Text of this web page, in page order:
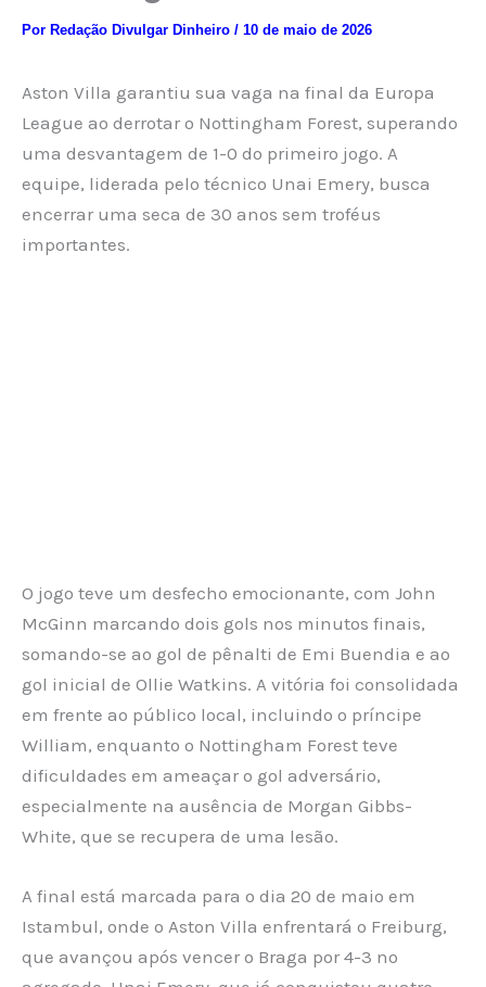
Por Redação Divulgar Dinheiro / 10 de maio de 2026
Aston Villa garantiu sua vaga na final da Europa
League ao derrotar o Nottingham Forest, superando
uma desvantagem de 1-0 do primeiro jogo. A
equipe, liderada pelo técnico Unai Emery, busca
encerrar uma seca de 30 anos sem troféus
importantes.
O jogo teve um desfecho emocionante, com John
McGinn marcando dois gols nos minutos finais,
somando-se ao gol de pênalti de Emi Buendia e ao
gol inicial de Ollie Watkins. A vitória foi consolidada
em frente ao público local, incluindo o príncipe
William, enquanto o Nottingham Forest teve
dificuldades em ameaçar o gol adversário,
especialmente na ausência de Morgan Gibbs-
White, que se recupera de uma lesão.
A final está marcada para o dia 20 de maio em
Istambul, onde o Aston Villa enfrentará o Freiburg,
que avançou após vencer o Braga por 4-3 no